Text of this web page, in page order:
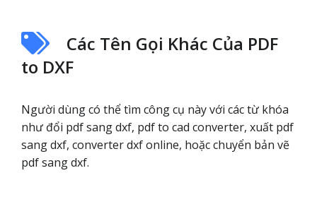
Các Tên Gọi Khác Của PDF
to DXF
Người dùng có thể tìm công cụ này với các từ khóa
như đổi pdf sang dxf, pdf to cad converter, xuất pdf
sang dxf, converter dxf online, hoặc chuyển bản vẽ
pdf sang dxf.